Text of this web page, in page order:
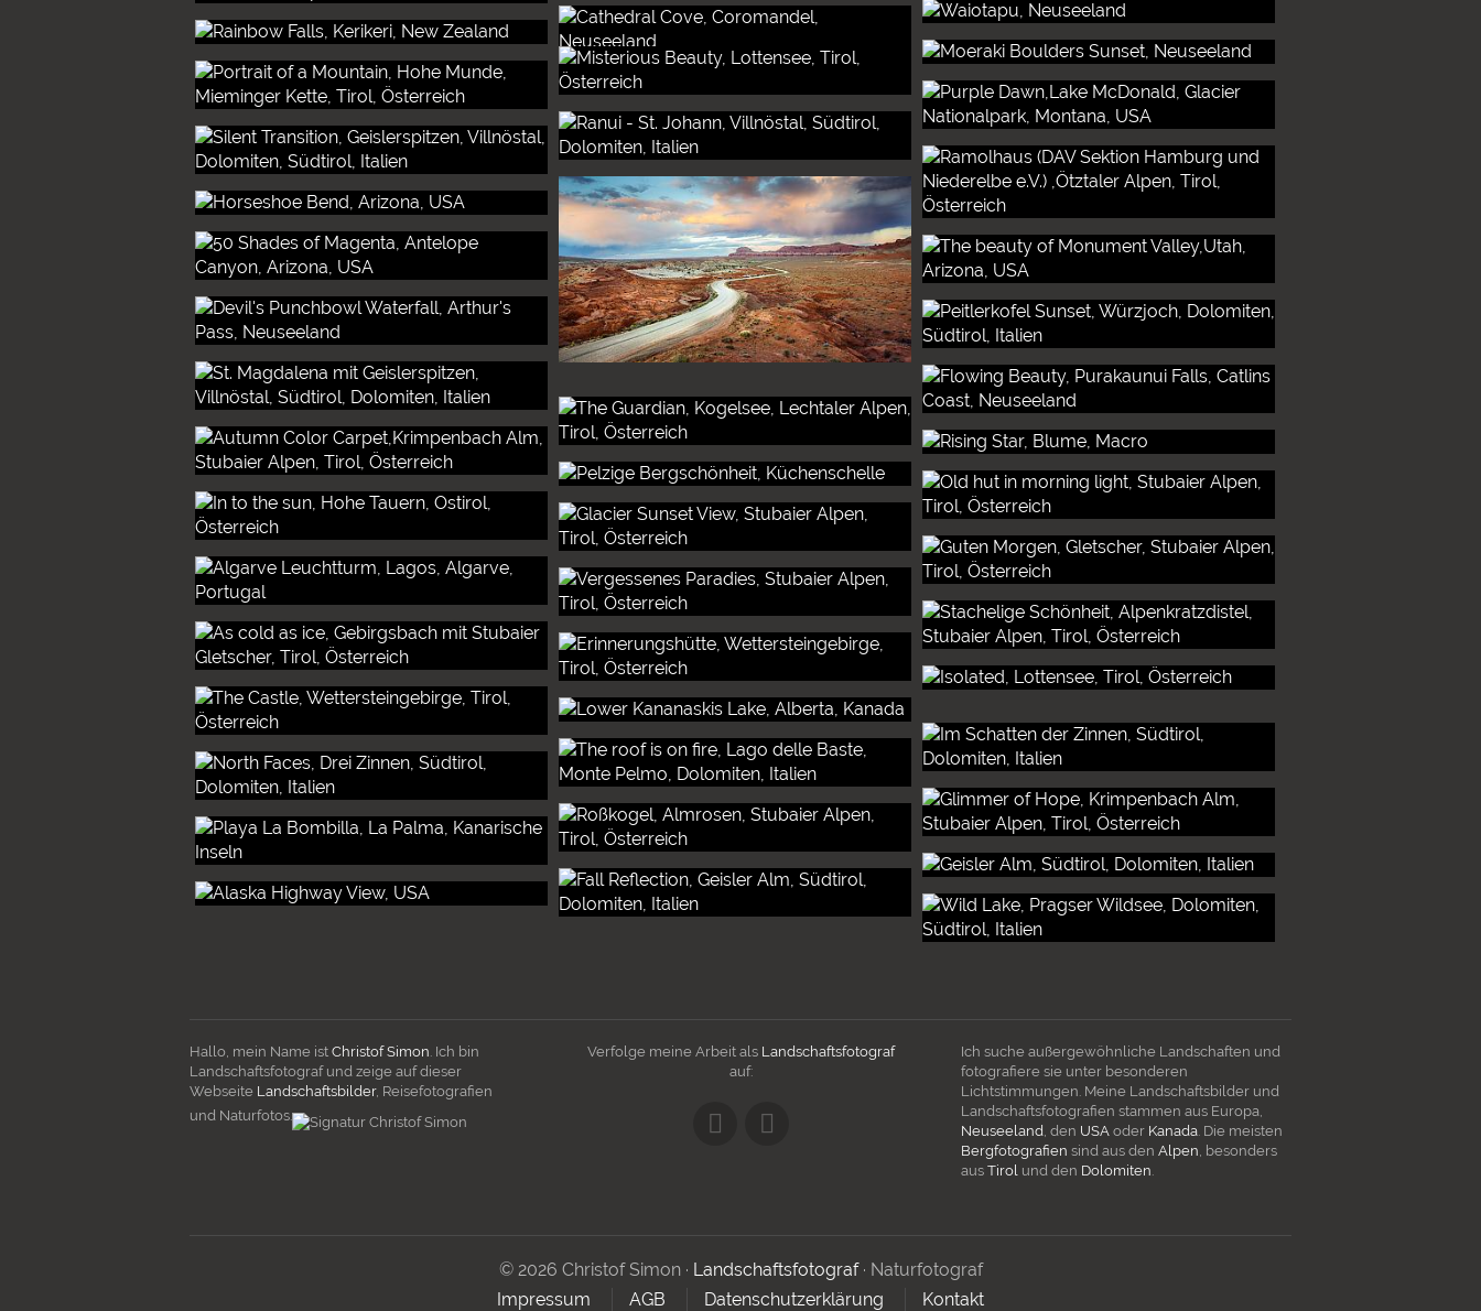
Hallo, mein Name ist Christof Simon. Ich bin
Landschaftsfotograf und zeige auf dieser
Webseite Landschaftsbilder, Reisefotografien
und Naturfotos.
Verfolge meine Arbeit als Landschaftsfotograf
auf:
Ich suche außergewöhnliche Landschaften und
fotografiere sie unter besonderen
Lichtstimmungen. Meine Landschaftsbilder und
Landschaftsfotografien stammen aus Europa,
Neuseeland, den USA oder Kanada. Die meisten
Bergfotografien sind aus den Alpen, besonders
aus Tirol und den Dolomiten.
© 2026 Christof Simon · Landschaftsfotograf· Naturfotograf
Impressum
AGB Datenschutzerklärung Kontakt